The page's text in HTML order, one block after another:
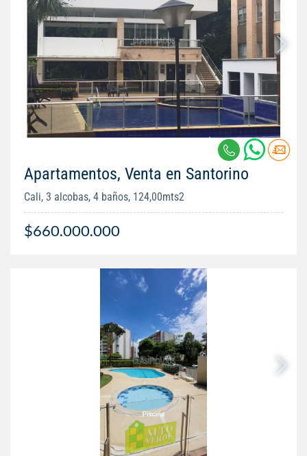
Apartamentos, Venta en Santorino
Cali, 3 alcobas, 4 baños, 124,00mts2
$660.000.000